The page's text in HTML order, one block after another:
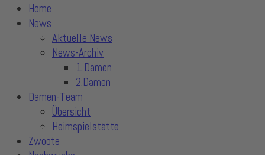
Home
News
Aktuelle News
News-Archiv
1.Damen
2.Damen
Damen-Team
Übersicht
Heimspielstätte
Zwoote